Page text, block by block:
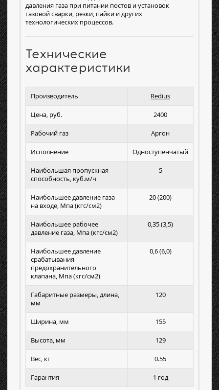
давления газа при питании постов и установок
газовой сварки, резки, пайки и других
технологических процессов.
Технические
характеристики
Производитель Redius
Цена, руб. 2400
Рабочий газ Аргон
Исполнение Одноступенчатый
Наибольшая пропускная
способность, куб.м/ч
5
Наибольшее давление газа
на входе, Мпа (кгс/см2)
20 (200)
Наибольшее рабочее
давление газа, Мпа (кгс/см2)
0,35 (3,5)
Наибольшее давление
срабатывания
предохранительного
клапана, Мпа (кгс/см2)
0,6 (6,0)
Габаритные размеры, длина,
мм
120
Ширина, мм 155
Высота, мм 129
Вес, кг 0.55
Гарантия 1 год